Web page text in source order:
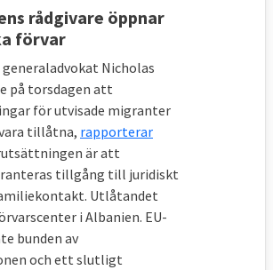
sjöräddningsinsatser eller om
i ett visst EU-land
alltför stort. Alla EU-länder
till på minst ett av tre olika
emot flyktingar från andra EU-
avvisningar av migranter
har asylskäl (så kallat
rådgivare öppnar
förvar
Nicholas
på torsdagen att
för utvisade migranter
tillåtna, rapporterar
är att
tillgång till juridiskt
Utlåtandet
i Albanien. EU-
bunden av
och ett slutligt